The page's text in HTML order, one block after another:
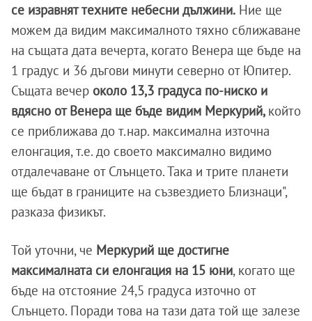
се изравнят техните небесни дължини. Ние ще
можем да видим максималното тяхно сближаване
на същата дата вечерта, когато Венера ще бъде на
1 градус и 36 дъгови минути северно от Юпитер.
Същата вечер около 13,3 градуса по-ниско и
вдясно от Венера ще бъде видим Меркурий, който
се приближава до т.нар. максимална източна
елонгация, т.е. до своето максимално видимо
отдалечаване от Слънцето. Така и трите планети
ще бъдат в границите на съзвездието Близнаци",
разказа физикът.
Той уточни, че Меркурий ще достигне
максималната си елонгация на 15 юни, когато ще
бъде на отстояние 24,5 градуса източно от
Слънцето. Поради това на тази дата той ще залезе